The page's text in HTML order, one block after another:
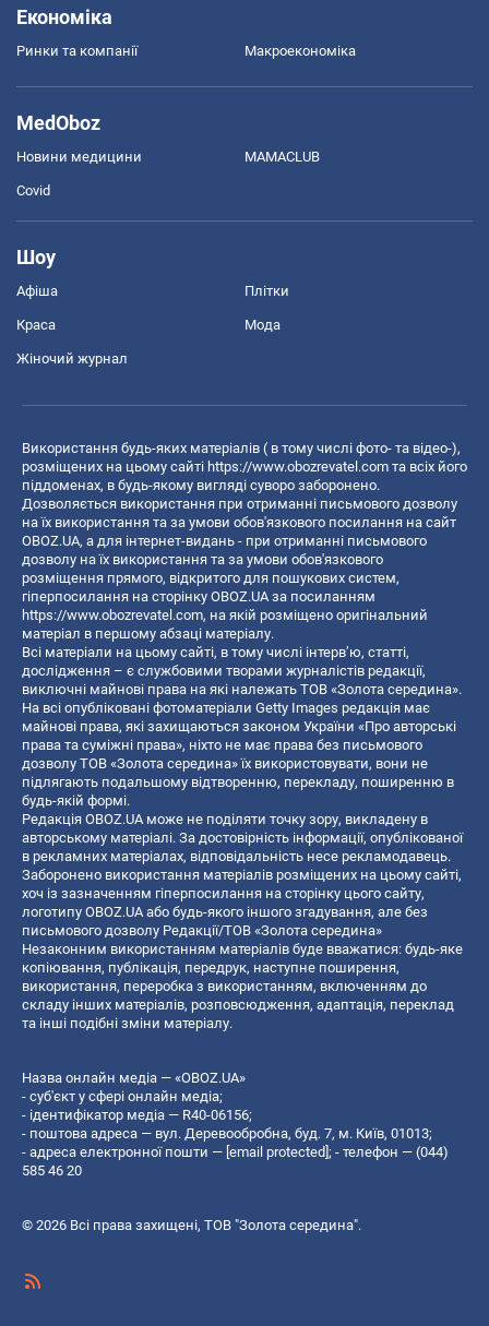
Економіка
Ринки та компанії Макроекономіка
MedOboz
Новини медицини MAMACLUB
Covid
Шоу
Афіша Плітки
Краса Мода
Жіночий журнал
Використання будь-яких матеріалів ( в тому числі фото- та відео-),
розміщених на цьому сайті https://www.obozrevatel.com та всіх його
піддоменах, в будь-якому вигляді суворо заборонено.
Дозволяється використання при отриманні письмового дозволу
на їх використання та за умови обов'язкового посилання на сайт
OBOZ.UA, а для інтернет-видань - при отриманні письмового
дозволу на їх використання та за умови обов'язкового
розміщення прямого, відкритого для пошукових систем,
гіперпосилання на сторінку OBOZ.UA за посиланням
https://www.obozrevatel.com, на якій розміщено оригінальний
матеріал в першому абзаці матеріалу.
Всі матеріали на цьому сайті, в тому числі інтерв’ю, статті,
дослідження – є службовими творами журналістів редакції,
виключні майнові права на які належать ТОВ «Золота середина».
На всі опубліковані фотоматеріали Getty Images редакція має
майнові права, які захищаються законом України «Про авторські
права та суміжні права», ніхто не має права без письмового
дозволу ТОВ «Золота середина» їх використовувати, вони не
підлягають подальшому відтворенню, перекладу, поширенню в
будь-якій формі.
Редакція OBOZ.UA може не поділяти точку зору, викладену в
авторському матеріалі. За достовірність інформації, опублікованої
в рекламних матеріалах, відповідальність несе рекламодавець.
Заборонено використання матеріалів розміщених на цьому сайті,
хоч із зазначенням гіперпосилання на сторінку цього сайту,
логотипу OBOZ.UA або будь-якого іншого згадування, але без
письмового дозволу Редакції/ТОВ «Золота середина»
Незаконним використанням матеріалів буде вважатися: будь-яке
копiювання, публiкацiя, передрук, наступне поширення,
використання, переробка з використанням, включенням до
складу інших матеріалів, розповсюдження, адаптація, переклад
та інші подібні зміни матеріалу.
Назва онлайн медіа — «OBOZ.UA»
- суб'єкт у сфері онлайн медіа;
- ідентифікатор медіа — R40-06156;
- поштова адреса — вул. Деревообробна, буд. 7, м. Київ, 01013;
- адреса електронної пошти — [email protected] ; - телефон — (044)
585 46 20
© 2026 Всі права захищені, ТОВ "Золота середина".